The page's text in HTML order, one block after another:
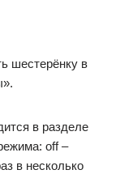
шестерёнку в
в разделе
off –
в несколько